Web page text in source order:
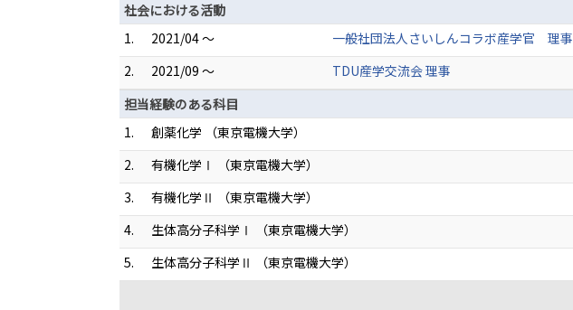
社会における活動
1.
2021/04 ～
一般社団法人さいしんコラボ産学官 理事
2.
2021/09 ～
TDU産学交流会 理事
担当経験のある科目
1.
創薬化学 （東京電機大学）
2.
有機化学Ⅰ （東京電機大学）
3.
有機化学Ⅱ （東京電機大学）
4.
生体高分子科学Ⅰ （東京電機大学）
5.
生体高分子科学Ⅱ （東京電機大学）